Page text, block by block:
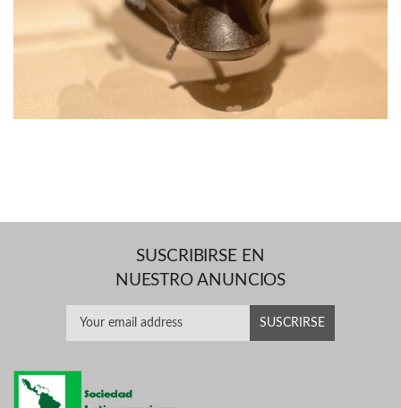
SUSCRIBIRSE EN
NUESTRO ANUNCIOS